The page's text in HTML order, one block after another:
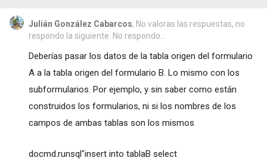
Julián González Cabarcos, No valoras las respuestas, no
respondo la siguiente. No respondo...
Deberías pasar los datos de la tabla origen del formulario
A a la tabla origen del formulario B. Lo mismo con los
subformularios. Por ejemplo, y sin saber como están
construidos los formularios, ni si los nombres de los
campos de ambas tablas son los mismos
docmd.runsql"insert into tablaB select